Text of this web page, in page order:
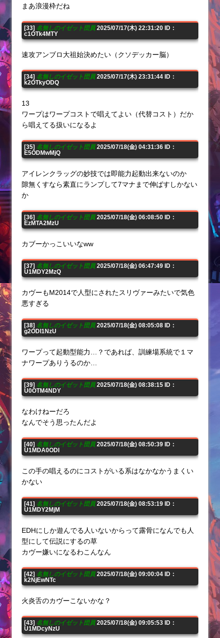
まあ浪漫枠だね
[33] 名無しのイゼット団員2025/07/17(木) 22:31:20 ID：
c1OTk4MTY
速攻アンブロ大祖始決めたい（クソデッカー脳）
[34] 名無しのイゼット団員2025/07/17(木) 23:31:44 ID：
k2OTkyODQ
13
ワープはワープコストで唱えてよい（代替コスト）だか
ら唱えてる扱いになるよ
[35] 名無しのイゼット団員2025/07/18(金) 04:31:36 ID：
E5ODMwMjQ
アイレンクラッグの妙技では即能力起動出来ないのか
隙無くすなら素直にランプして7マナまで伸ばすしかない
か
[36] 名無しのイゼット団員2025/07/18(金) 06:08:50 ID：
EzMTA2MzU
カブーかっこいいなww
[37] 名無しのイゼット団員2025/07/18(金) 06:47:49 ID：
U1MDY2MzQ
カヴーもM2014で人型にされたスリヴァーみたいで気色
悪すぎる
[38] 名無しのイゼット団員2025/07/18(金) 08:05:08 ID：
g2ODI1NzU
ワープって起動型能力…？であれば、訓練場系統で１マ
ナワープありうるのか…
[39] 名無しのイゼット団員2025/07/18(金) 08:38:15 ID：
U0OTM4NDY
なわけねーだろ
なんでそう思ったんだよ
[40] 名無しのイゼット団員2025/07/18(金) 08:50:39 ID：
U1MDA0ODI
この手の唱えるのにコストがいる系はなかなかうまくい
かない
[41] 名無しのイゼット団員2025/07/18(金) 08:53:19 ID：
U1MDY2MjM
EDHにしか遊んでる人いないからって露骨になんでも人
型にして伝説にするの草
カヴー嫌いになるわこんなん
[42] 名無しのイゼット団員2025/07/18(金) 09:00:04 ID：
k2NjEwNTc
火炎舌のカヴーこないかな？
[43] 名無しのイゼット団員2025/07/18(金) 09:05:53 ID：
U1MDcyNzU